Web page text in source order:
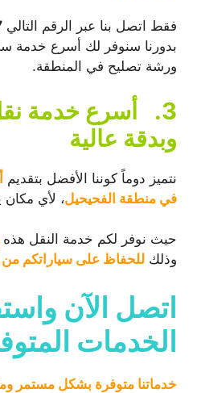
فقط اتصل بنا عبر الرقم التالي
بدورنا سنوفر لك أسرع خدمة
ورشة تصليح في المنطقة.
3.
أسرع خدمة
وبدقة عالية
نتميز دوماً كوننا الأفضل بتقديم
في منطقة الفحيحيل، لأي مكان
حيث نوفر لكم خدمة النقل هذه
وذلك للحفاظ على سياراتكم
اتصل الآن
الخدمات
خدماتنا متوفرة بشكل مستمر